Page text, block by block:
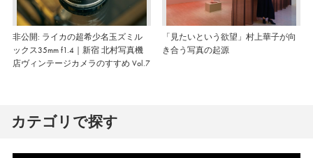
非公開: ライカの超希少名玉ズミル
ックス35mm f1.4｜新宿 北村写真機
店ヴィンテージカメラのすすめ Vol.7
「見たいという欲望」村上華子が向
き合う写真の起源
カテゴリで探す